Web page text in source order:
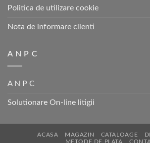
Politica de utilizare cookie
Nota de informare clienti
A N P C
A N P C
Solutionare On-line litigii
ACASA MAGAZIN CATALOAGE
METODE DE PLATA